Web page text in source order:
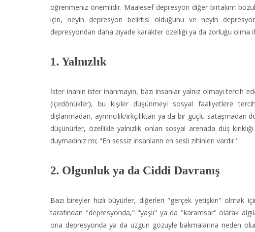
öğrenmeniz önemlidir. Maalesef depresyon diğer birtakım
için, neyin depresyon belirtisi olduğunu ve neyin
depresyondan daha ziyade karakter özelliği ya da zorluğu olma
1. Yalnızlık
İster inanın ister inanmayın, bazı insanlar yalnız olmayı tercih
(içedönükler), bu kişiler düşünmeyi sosyal faaliyetlere
dışlanmadan, ayrımcılık/ırkçılıktan ya da bir güçlü sataşmadan
düşünürler, özellikle yalnızlık onları sosyal arenada düş
duymadınız mı; "En sessiz insanların en sesli zihinleri vardır."
2. Olgunluk ya da Ciddi Davranış
Bazı bireyler hızlı büyürler, diğerleri "gerçek yetişkin" olmak
tarafından "depresyonda," "yaşlı" ya da "karamsar" olarak
ona depresyonda ya da üzgün gözüyle bakmalarına neden